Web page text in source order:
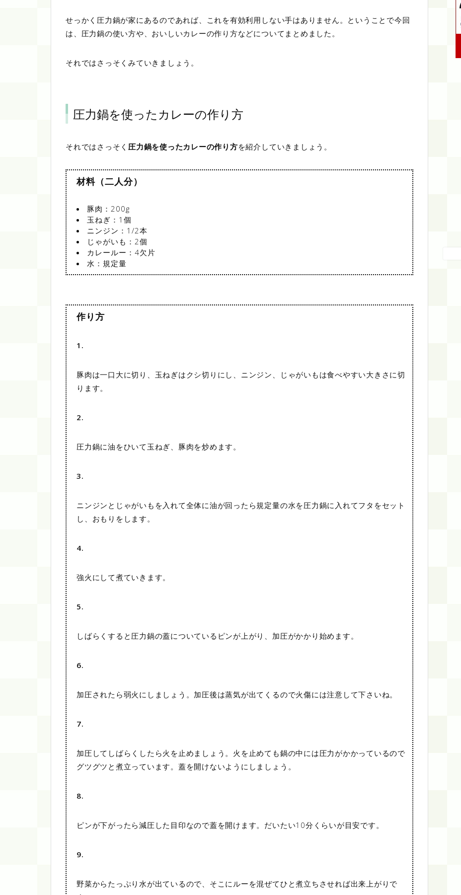
せっかく圧力鍋が家にあるのであれば、これを有効利用しない手はありません。ということで今回
は、圧力鍋の使い方や、おいしいカレーの作り方などについてまとめました。
それではさっそくみていきましょう。
圧力鍋を使ったカレーの作り方
それではさっそく 圧力鍋を使ったカレーの作り方を紹介していきましょう。
材料（二人分）
豚肉：200g
玉ねぎ：1個
ニンジン：1/2本
じゃがいも：2個
カレールー：4欠片
水：規定量
作り方
1.
豚肉は一口大に切り、玉ねぎはクシ切りにし、ニンジン、じゃがいもは食べやすい大きさに切
ります。
2.
圧力鍋に油をひいて玉ねぎ、豚肉を炒めます。
3.
ニンジンとじゃがいもを入れて全体に油が回ったら規定量の水を圧力鍋に入れてフタをセット
し、おもりをします。
4.
強火にして煮ていきます。
5.
しばらくすると圧力鍋の蓋についているピンが上がり、加圧がかかり始めます。
6.
加圧されたら弱火にしましょう。加圧後は蒸気が出てくるので火傷には注意して下さいね。
7.
加圧してしばらくしたら火を止めましょう。火を止めても鍋の中には圧力がかかっているので
グツグツと煮立っています。蓋を開けないようにしましょう。
8.
ピンが下がったら減圧した目印なので蓋を開けます。だいたい10分くらいが目安です。
9.
野菜からたっぷり水が出ているので、そこにルーを混ぜてひと煮立ちさせれば出来上がりで